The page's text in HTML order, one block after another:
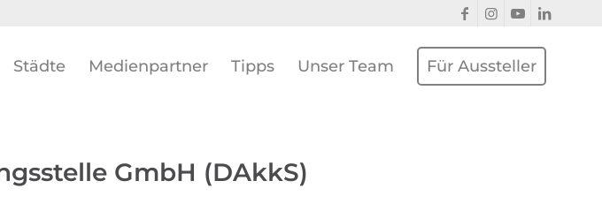
Städte Medienpartner Tipps Unser Team Für Aussteller
GmbH (DAkkS)